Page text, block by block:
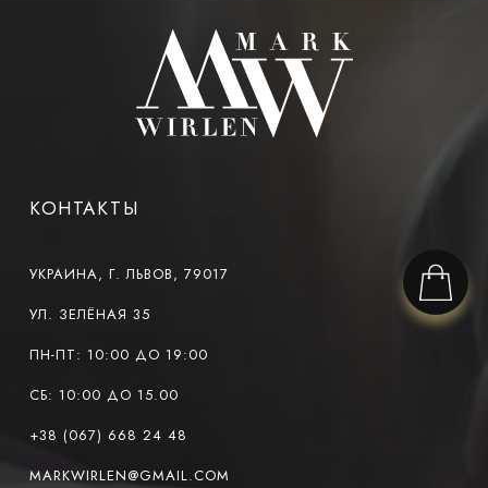
КОНТАКТЫ
УКРАИНА, Г. ЛЬВОВ, 79017
УЛ. ЗЕЛЁНАЯ 35
ПН-ПТ: 10:00 ДО 19:00
СБ: 10:00 ДО 15.00
+38 (067) 668 24 48
MARKWIRLEN@GMAIL.COM